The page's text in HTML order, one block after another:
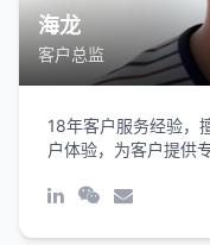
海龙
客户总监
18年客户服务经验，
户体验，为客户提供